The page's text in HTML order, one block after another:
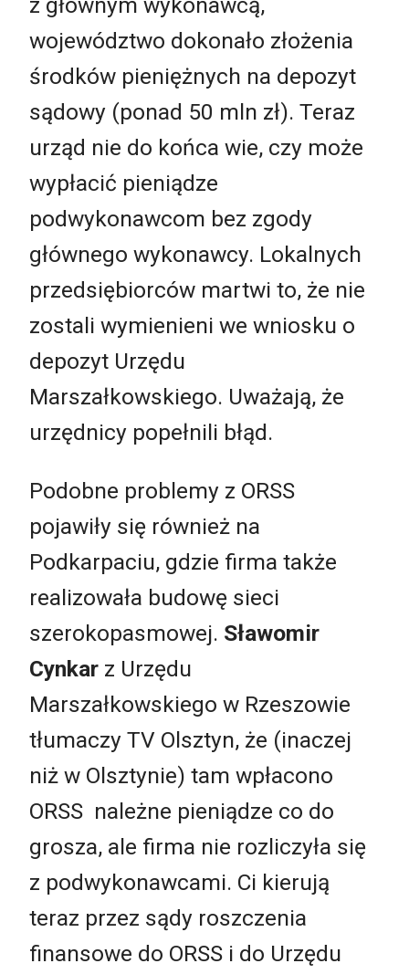
z głównym wykonawcą,
województwo dokonało złożenia
środków pieniężnych na depozyt
sądowy (ponad 50 mln zł). Teraz
urząd nie do końca wie, czy może
wypłacić pieniądze
podwykonawcom bez zgody
głównego wykonawcy. Lokalnych
przedsiębiorców martwi to, że nie
zostali wymienieni we wniosku o
depozyt Urzędu
Marszałkowskiego. Uważają, że
urzędnicy popełnili błąd.
Podobne problemy z ORSS
pojawiły się również na
Podkarpaciu, gdzie firma także
realizowała budowę sieci
szerokopasmowej. Sławomir
Cynkar z Urzędu
Marszałkowskiego w Rzeszowie
tłumaczy TV Olsztyn, że (inaczej
niż w Olsztynie) tam wpłacono
ORSS należne pieniądze co do
grosza, ale firma nie rozliczyła się
z podwykonawcami. Ci kierują
teraz przez sądy roszczenia
finansowe do ORSS i do Urzędu